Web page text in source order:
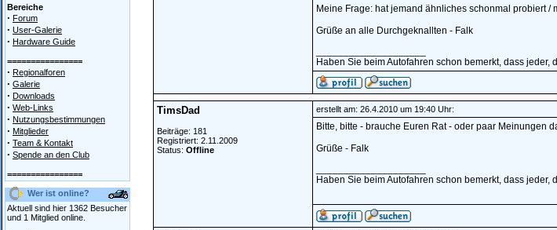
Bereiche
· Forum
· User-Galerie
· Hardware Guide
================
· Regionalforen
· Galerie
· Downloads
· Web-Links
· Nutzungsbestimmungen
· Mitglieder
· Team & Kontakt
· Spende an den Club
================
Wer ist online?
Aktuell sind hier 1362 Besucher
und 1 Mitglied online.
Meine Frage: hat jemand ähnliches schonmal probiert /
Grüße an alle Durchgeknallten - Falk
Haben Sie beim Autofahren schon bemerkt, dass
TimsDad
Beiträge: 181
Registriert: 2.11.2009
Status: Offline
erstellt am: 26.4.2010 um 19:40 Uhr:
Bitte, bitte - brauche Euren Rat - oder paar Meinungen
Grüße - Falk
Haben Sie beim Autofahren schon bemerkt, dass